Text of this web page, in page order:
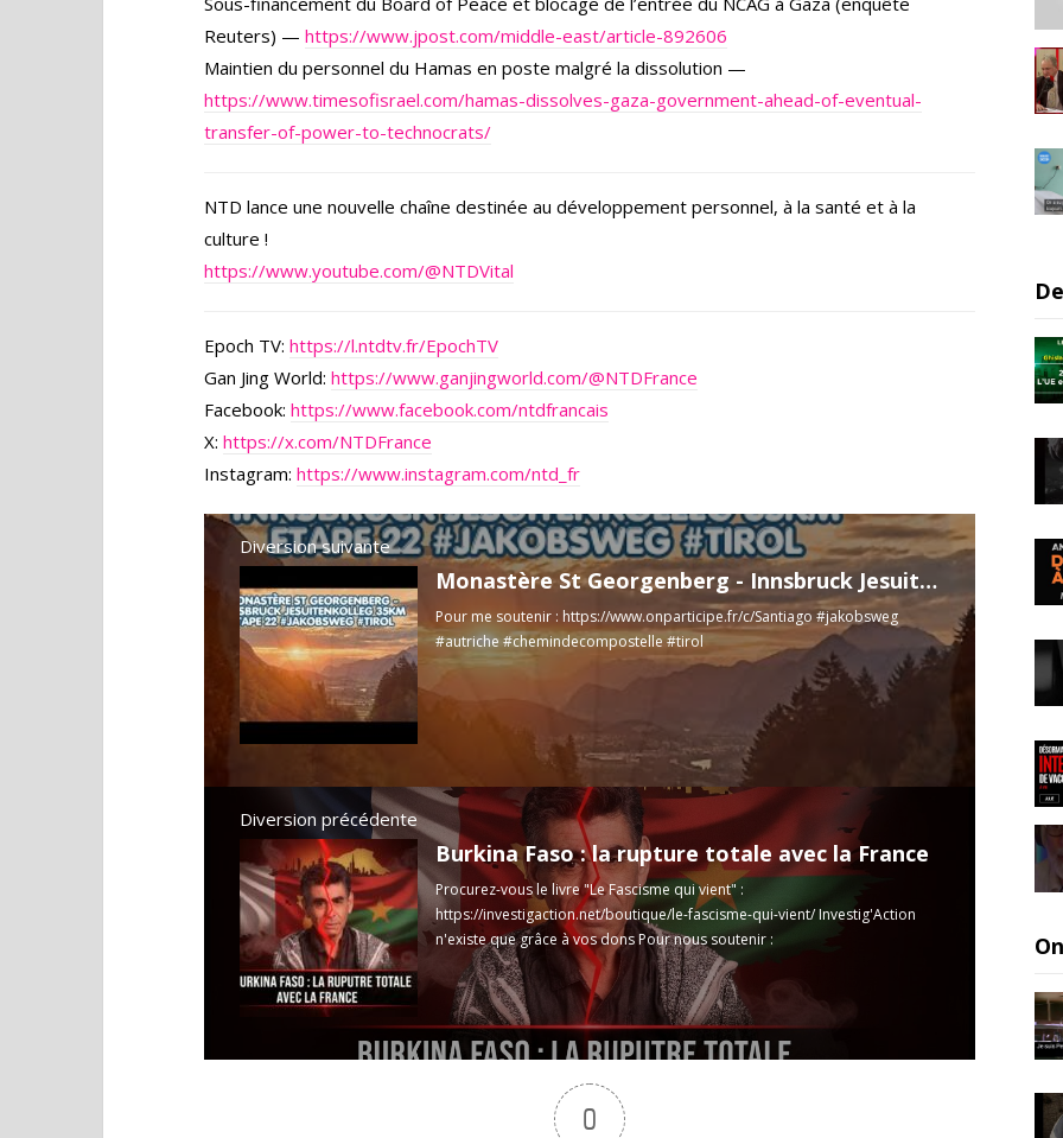
Reuters) — https://www.jpost.com/middle-east/article-892606
Maintien du personnel du Hamas en poste malgré la dissolution —
https://www.timesofisrael.com/hamas-dissolves-gaza-government-ahead-of-eventual-
transfer-of-power-to-technocrats/
NTD lance une nouvelle chaîne destinée au développement personnel, à la santé et à la
culture !
https://www.youtube.com/@NTDVital
Epoch TV: https://l.ntdtv.fr/EpochTV
Gan Jing World: https://www.ganjingworld.com/@NTDFrance
Facebook: https://www.facebook.com/ntdfrancais
X: https://x.com/NTDFrance
Instagram: https://www.instagram.com/ntd_fr
Diversion suivante
Monastère St Georgenberg - Innsbruck Jesuitenkolleg 35km Etape 22 #Jakobsweg #Tirol
Pour me soutenir : https://www.onparticipe.fr/c/Santiago #jakobsweg
#autriche #chemindecompostelle #tirol
Diversion précédente
Burkina Faso : la rupture totale avec la France
Procurez-vous le livre "Le Fascisme qui vient" :
https://investigaction.net/boutique/le-fascisme-qui-vient/Investig'Action
n'existe que grâce à vos dons Pour nous soutenir :
https://investigaction.net/campaigns/nous-soutenir/
more
0